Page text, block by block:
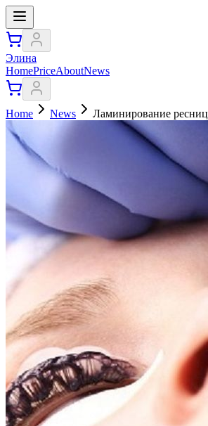
Элина
HomePriceAboutNews
Home News Ламинирование ресниц